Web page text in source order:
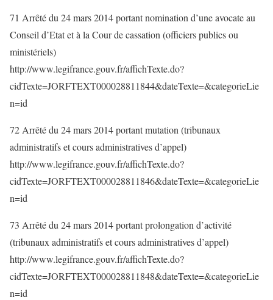
71 Arrêté du 24 mars 2014 portant nomination d’une avocate au
Conseil d’Etat et à la Cour de cassation (officiers publics ou
ministériels)
http://www.legifrance.gouv.fr/affichTexte.do?
cidTexte=JORFTEXT000028811844&dateTexte=&categorieLie
n=id
72 Arrêté du 24 mars 2014 portant mutation (tribunaux
administratifs et cours administratives d’appel)
http://www.legifrance.gouv.fr/affichTexte.do?
cidTexte=JORFTEXT000028811846&dateTexte=&categorieLie
n=id
73 Arrêté du 24 mars 2014 portant prolongation d’activité
(tribunaux administratifs et cours administratives d’appel)
http://www.legifrance.gouv.fr/affichTexte.do?
cidTexte=JORFTEXT000028811848&dateTexte=&categorieLie
n=id